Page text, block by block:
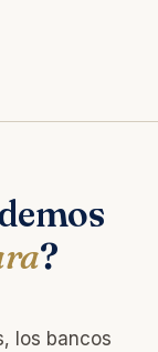
?
los bancos